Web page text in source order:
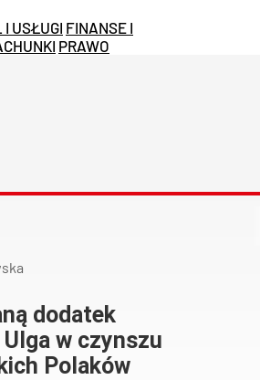
USŁUGI FINANSE I
PRAWO
dodatek
w czynszu
Polaków